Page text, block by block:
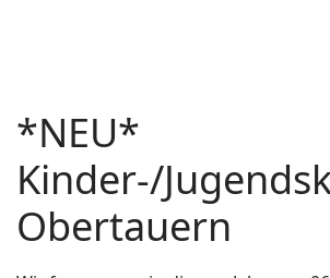
*NEU*
Kinder-/
Obertauern